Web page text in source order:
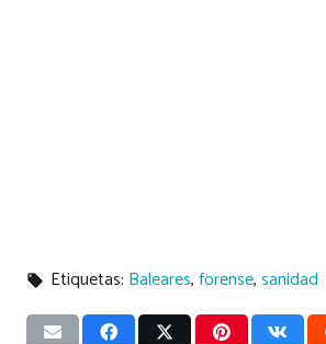
local_offer Etiquetas: Baleares,forense,sanidad